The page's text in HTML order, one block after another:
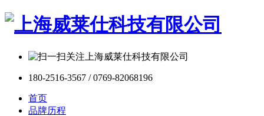
180-2516-3567 / 0769-82068196
首页
品牌历程